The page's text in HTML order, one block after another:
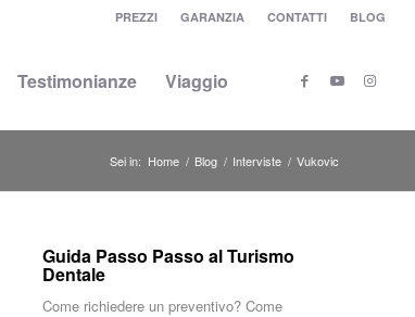
PREZZI GARANZIA CONTATTI BLOG
Testimonianze Viaggio
Sei in: Home / Blog / Interviste / Vukovic
Guida Passo Passo al Turismo
Dentale
Come richiedere un preventivo? Come